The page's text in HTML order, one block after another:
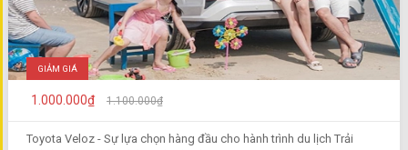
GIẢM GIÁ
1.000.000₫ 1.100.000₫
Toyota Veloz - Sự lựa chọn hàng đầu cho hành trình du lịch Trải